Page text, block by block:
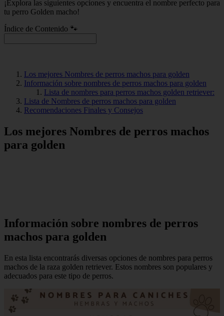
¡Explora las siguientes opciones y encuentra el nombre perfecto para
tu perro Golden macho!
Índice de Contenido 🐾
Los mejores Nombres de perros machos para golden
Información sobre nombres de perros machos para golden
Lista de nombres para perros machos golden retriever:
Lista de Nombres de perros machos para golden
Recomendaciones Finales y Consejos
Los mejores Nombres de perros machos
para golden
Información sobre nombres de perros
machos para golden
En esta lista encontrarás diversas opciones de nombres para perros
machos de la raza golden retriever. Estos nombres son populares y
adecuados para este tipo de perros.